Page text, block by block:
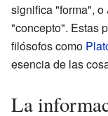
significa "forma", o
"concepto". Estas
filósofos como
esencia de las
La